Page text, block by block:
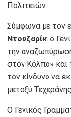
Πολιτειών.
Σύμφωνα με τον
Ντουζαρίκ, ο
την
στον Κόλπο» και
τον κίνδυνο να
μεταξύ
Ο Γενικός